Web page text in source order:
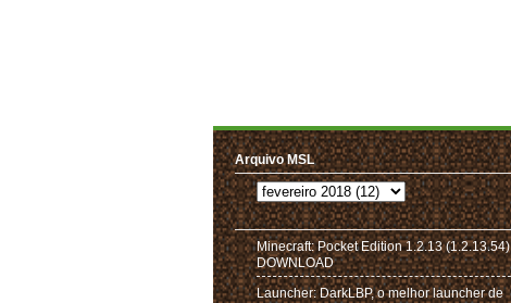
Arquivo MSL
Minecraft: Pocket Edition 1.2.13 (1.2.13.54)
DOWNLOAD
Launcher: DarkLBP, o melhor launcher de